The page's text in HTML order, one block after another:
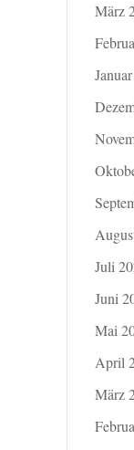
März
Juli
Juni
Mai
April
März